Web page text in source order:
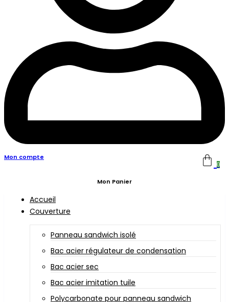
Mon compte
0
Mon Panier
Accueil
Couverture
Panneau sandwich isolé
Bac acier régulateur de condensation
Bac acier sec
Bac acier imitation tuile
Polycarbonate pour panneau sandwich